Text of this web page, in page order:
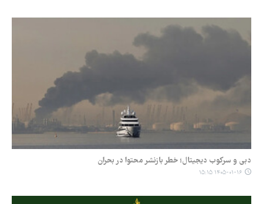
دبی و سرکوب دیجیتال؛ خطر بازنشر محتوا در بحران
۱۴۰۵-۰۱-۱۶ ۱۵:۱۵